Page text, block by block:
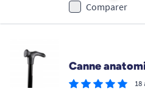
Comparer
Canne
18